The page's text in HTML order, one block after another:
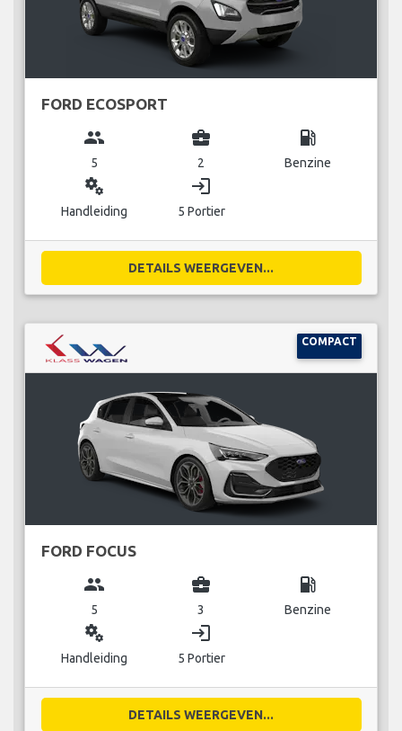
FORD ECOSPORT
group
5
business_center
2
local_gas_station
Benzine
miscellaneous_services
Handleiding
login
5 Portier
DETAILS WEERGEVEN...
COMPACT
FORD FOCUS
group
5
business_center
3
local_gas_station
Benzine
miscellaneous_services
Handleiding
login
5 Portier
DETAILS WEERGEVEN...